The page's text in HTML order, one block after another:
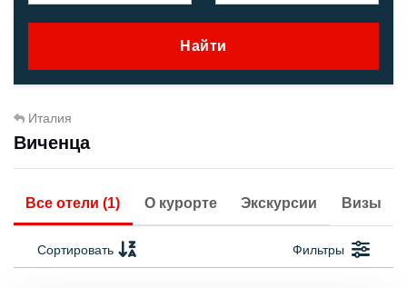
Найти
Италия
Виченца
Все отели (1) О курорте Экскурсии Визы
Сортировать Фильтры